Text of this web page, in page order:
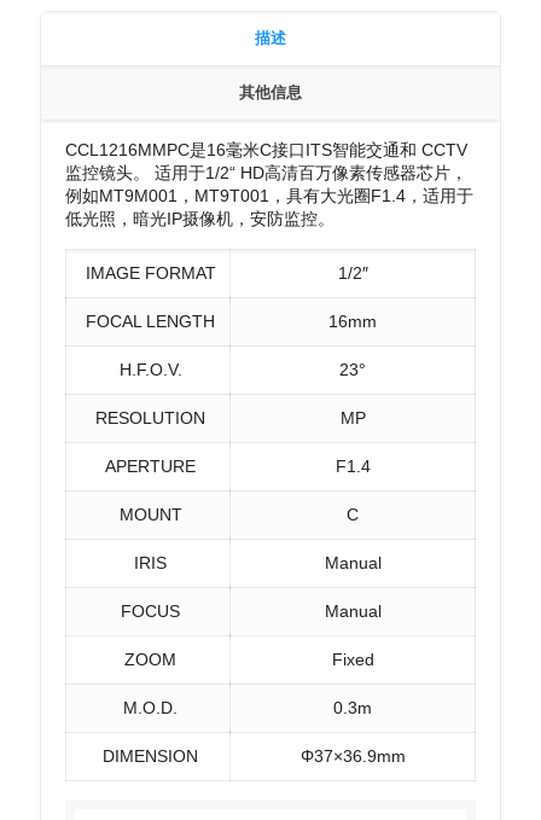
描述
其他信息
CCL1216MMPC是16毫米C接口ITS智能交通和 CCTV
监控镜头。 适用于1/2“ HD高清百万像素传感器芯片，
例如MT9M001，MT9T001，具有大光圈F1.4，适用于
低光照，暗光IP摄像机，安防监控。
IMAGE FORMAT 1/2″
FOCAL LENGTH 16mm
H.F.O.V. 23°
RESOLUTION MP
APERTURE F1.4
MOUNT C
IRIS Manual
FOCUS Manual
ZOOM Fixed
M.O.D. 0.3m
DIMENSION Φ37×36.9mm